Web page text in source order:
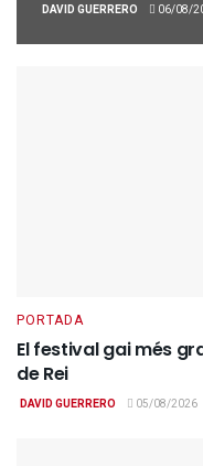
DAVID GUERRERO 06/08/
PORTADA
El festival gai més
de Rei
DAVID GUERRERO 05/08/2026